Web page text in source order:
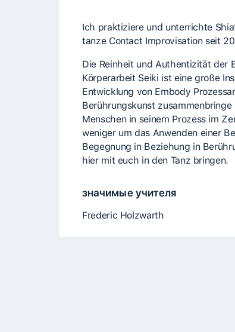
Ich praktiziere und unterrichte
tanze Contact Improvisation seit
Die Reinheit und Authentizität der
Körperarbeit Seiki ist eine große
Entwicklung von Embody
Berührungskunst
Menschen in seinem Prozess im
weniger um das Anwenden einer
Begegnung in Beziehung in
hier mit euch in den Tanz bringen.
значимые учителя
Frederic Holzwarth